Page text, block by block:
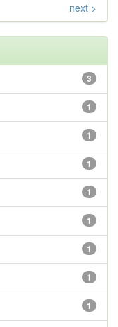
next >
3
1
1
1
1
1
1
1
1